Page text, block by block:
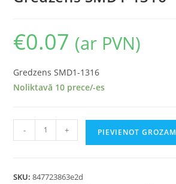
€0.07 (ar PVN)
Gredzens SMD1-1316
Noliktavā 10 prece/-es
- + PIEVIENOT GROZAM
SKU:847723863e2d